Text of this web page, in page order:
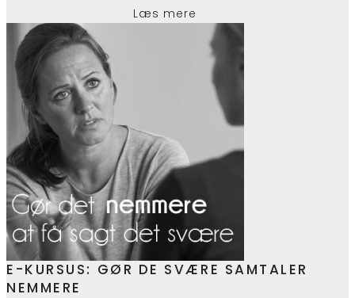
Læs mere
E-KURSUS: GØR DE SVÆRE SAMTALER
NEMMERE